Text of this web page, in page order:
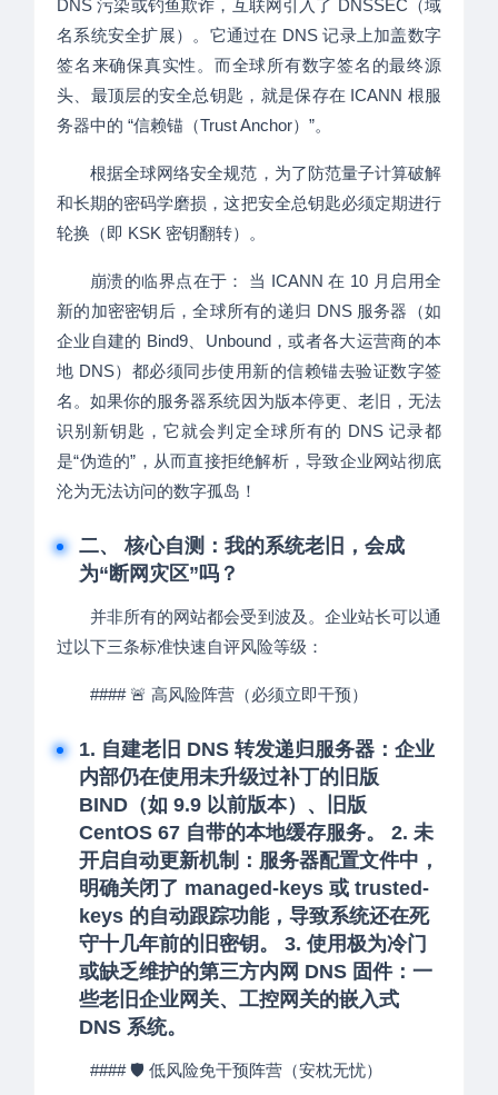
DNS 污染或钓鱼欺诈，互联网引入了 DNSSEC（域
名系统安全扩展）。它通过在 DNS 记录上加盖数字
签名来确保真实性。而全球所有数字签名的最终源
头、最顶层的安全总钥匙，就是保存在 ICANN 根服
务器中的 “信赖锚（Trust Anchor）”。
根据全球网络安全规范，为了防范量子计算破解
和长期的密码学磨损，这把安全总钥匙必须定期进行
轮换（即 KSK 密钥翻转）。
崩溃的临界点在于： 当 ICANN 在 10 月启用全
新的加密密钥后，全球所有的递归 DNS 服务器（如
企业自建的 Bind9、Unbound，或者各大运营商的本
地 DNS）都必须同步使用新的信赖锚去验证数字签
名。如果你的服务器系统因为版本停更、老旧，无法
识别新钥匙，它就会判定全球所有的 DNS 记录都
是“伪造的”，从而直接拒绝解析，导致企业网站彻底
沦为无法访问的数字孤岛！
二、 核心自测：我的系统老旧，会成
为“断网灾区”吗？
并非所有的网站都会受到波及。企业站长可以通
过以下三条标准快速自评风险等级：
#### 🚨 高风险阵营（必须立即干预）
1. 自建老旧 DNS 转发递归服务器：企业
内部仍在使用未升级过补丁的旧版
BIND（如 9.9 以前版本）、旧版
CentOS 67 自带的本地缓存服务。 2. 未
开启自动更新机制：服务器配置文件中，
明确关闭了 managed-keys 或 trusted-
keys 的自动跟踪功能，导致系统还在死
守十几年前的旧密钥。 3. 使用极为冷门
或缺乏维护的第三方内网 DNS 固件：一
些老旧企业网关、工控网关的嵌入式
DNS 系统。
#### 🛡️ 低风险免干预阵营（安枕无忧）